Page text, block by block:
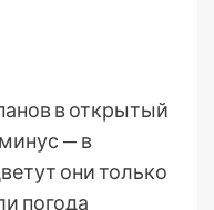
в открытый
— в
они только
погода